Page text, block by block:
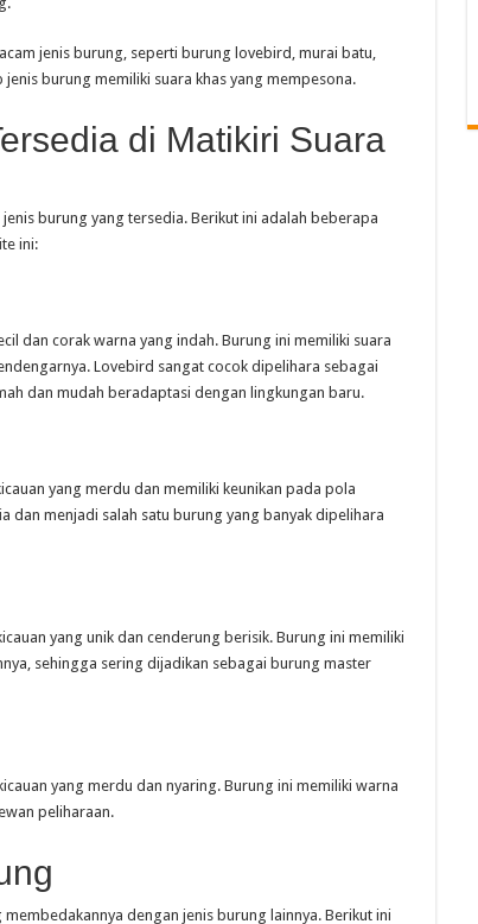
jenis burung, seperti burung lovebird, murai batu,
burung memiliki suara khas yang mempesona.
di Matikiri Suara
burung yang tersedia. Berikut ini adalah beberapa
ini:
dan corak warna yang indah. Burung ini memiliki suara
Lovebird sangat cocok dipelihara sebagai
dan mudah beradaptasi dengan lingkungan baru.
yang merdu dan memiliki keunikan pada pola
dan menjadi salah satu burung yang banyak dipelihara
yang unik dan cenderung berisik. Burung ini memiliki
sehingga sering dijadikan sebagai burung master
yang merdu dan nyaring. Burung ini memiliki warna
peliharaan.
dengan jenis burung lainnya. Berikut ini